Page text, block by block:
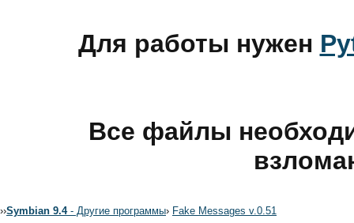
Для работы нужен
Все файлы
››Symbian 9.4- Другие программы› Fake Messages v.0.51